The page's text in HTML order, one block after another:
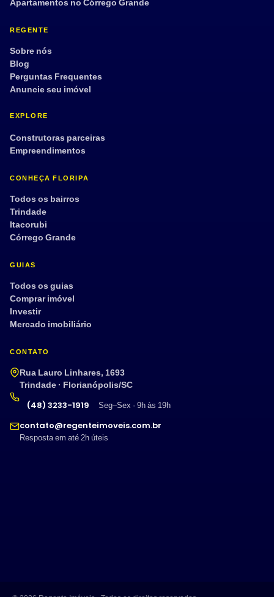
Apartamentos no Córrego Grande
REGENTE
Sobre nós
Blog
Perguntas Frequentes
Anuncie seu imóvel
EXPLORE
Construtoras parceiras
Empreendimentos
CONHEÇA FLORIPA
Todos os bairros
Trindade
Itacorubi
Córrego Grande
GUIAS
Todos os guias
Comprar imóvel
Investir
Mercado imobiliário
CONTATO
Rua Lauro Linhares, 1693
Trindade · Florianópolis/SC
(48) 3233-1919
Seg–Sex · 9h às 19h
contato@regenteimoveis.com.br
Resposta em até 2h úteis